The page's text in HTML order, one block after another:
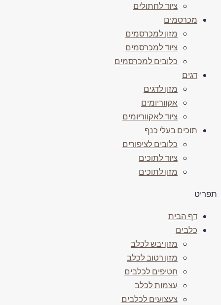
ציוד לחתולים
מכרסמים
מזון למכרסמים
ציוד למכרסמים
כלובים למכרסמים
דגים
מזון לדגים
אקווריומים
ציוד לאקווריומים
תוכים בעלי כנף
כלובים לציפורים
ציוד לתוכים
מזון לתוכים
דף הבית
כלבים
מזון יבש לכלב
מזון רטוב לכלב
חטיפים לכלבים
עצמות לכלב
צעצועים לכלבים